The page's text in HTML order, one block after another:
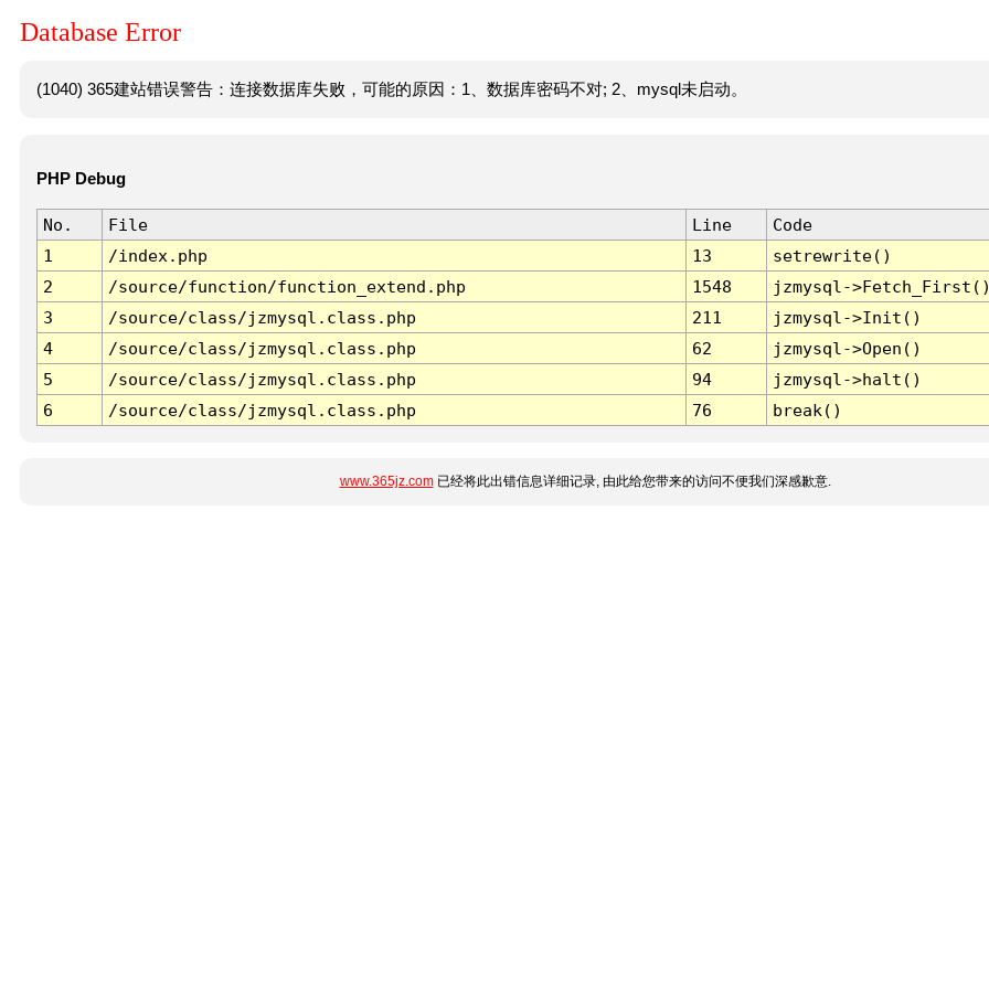
Database Error
(1040) 365建站错误警告：连接数据库失败，可能的原因：1、数据库密码不对; 2、mysql未启动。
PHP Debug
No. File Line
Code
1
/index.php 13
setrewrite()
2
/source/function/function_extend.php 1548
jzmysql-
3
/source/class/jzmysql.class.php 211
jzmysql->Init()
4
/source/class/jzmysql.class.php 62
jzmysql->Open()
5
/source/class/jzmysql.class.php 94
jzmysql->halt()
6
/source/class/jzmysql.class.php 76 break()
www.365jz.com已经将此出错信息详细记录, 由此给您带来的访问不便我们深感歉意.